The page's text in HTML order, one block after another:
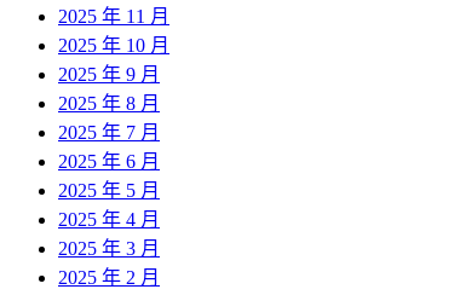
2025 年 11 月
2025 年 10 月
2025 年 9 月
2025 年 8 月
2025 年 7 月
2025 年 6 月
2025 年 5 月
2025 年 4 月
2025 年 3 月
2025 年 2 月